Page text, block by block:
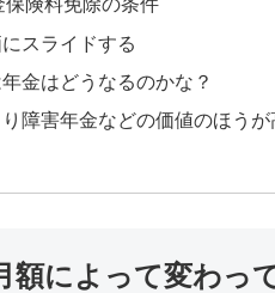
スライドする
金はどうなるのかな？
障害年金などの価値のほうが
額によって変わっ